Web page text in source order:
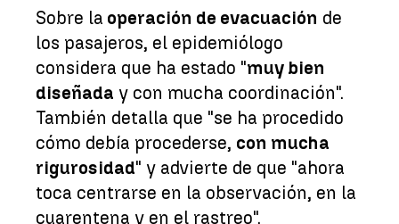
Sobre la operación de evacuación de
los pasajeros, el epidemiólogo
considera que ha estado "muy bien
diseñada y con mucha coordinación".
También detalla que "se ha procedido
cómo debía procederse, con mucha
rigurosidad" y advierte de que "ahora
toca centrarse en la observación, en la
cuarentena y en el rastreo".